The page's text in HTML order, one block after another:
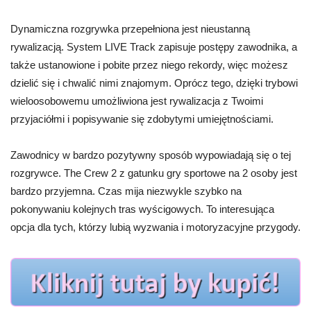
Dynamiczna rozgrywka przepełniona jest nieustanną
rywalizacją. System LIVE Track zapisuje postępy zawodnika, a
także ustanowione i pobite przez niego rekordy, więc możesz
dzielić się i chwalić nimi znajomym. Oprócz tego, dzięki trybowi
wieloosobowemu umożliwiona jest rywalizacja z Twoimi
przyjaciółmi i popisywanie się zdobytymi umiejętnościami.
Zawodnicy w bardzo pozytywny sposób wypowiadają się o tej
rozgrywce. The Crew 2 z gatunku gry sportowe na 2 osoby jest
bardzo przyjemna. Czas mija niezwykle szybko na
pokonywaniu kolejnych tras wyścigowych. To interesująca
opcja dla tych, którzy lubią wyzwania i motoryzacyjne przygody.